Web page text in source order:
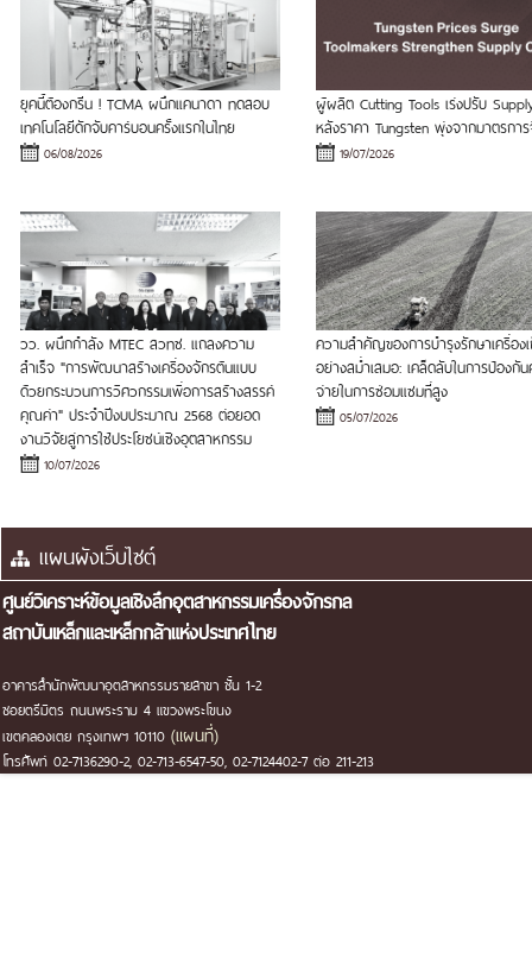
ยุคนี้ต้องกรีน ! TCMA ผนึกแคนาดา ทดสอบ
เทคโนโลยีดักจับคาร์บอนครั้งแรกในไทย
06/08/2026
ผู้ผลิต Cutting Tools เร่งปรับ
หลังราคา Tungsten พุ่งจากมาตรกา
19/07/2026
วว. ผนึกกำลัง MTEC สวทช. แถลงความ
สำเร็จ "การพัฒนาสร้างเครื่องจักรต้นแบบ
ด้วยกระบวนการวิศวกรรมเพื่อการสร้างสรรค์
คุณค่า" ประจำปีงบประมาณ 2568 ต่อยอด
งานวิจัยสู่การใช้ประโยชน์เชิงอุตสาหกรรม
10/07/2026
ความสำคัญของการบำรุงรักษาเครื่อง
อย่างสม่ำเสมอ: เคล็ดลับในการป้องกัน
จ่ายในการซ่อมแซมที่สูง
05/07/2026
ศูนย์วิเคราะห์ข้อมูลเชิงลึกอุตสาหกรรมเครื่องจักรกล
สถาบันเหล็กและเหล็กกล้าแห่งประเทศไทย
อาคารสำนักพัฒนาอุตสาหกรรมรายสาขา ชั้น 1-2
ซอยตรีมิตร ถนนพระราม 4 แขวงพระโขนง
เขตคลองเตย กรุงเทพฯ 10110 (แผนที่)
โทรศัพท์ 02-7136290-2, 02-713-6547-50, 02-7124402-7 ต่อ 211-213